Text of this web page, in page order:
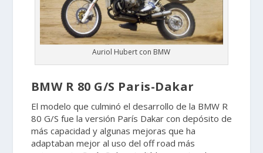
Auriol Hubert con BMW
BMW R 80 G/S Paris-Dakar
El modelo que culminó el desarrollo de la BMW R
80 G/S fue la versión París Dakar con depósito de
más capacidad y algunas mejoras que ha
adaptaban mejor al uso del off road más